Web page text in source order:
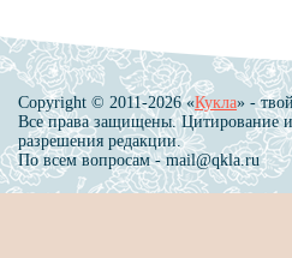
Copyright © 2011-2026 «Кукла» -
Все права защищены. Цитирование и
разрешения редакции.
По всем вопросам - mail@qkla.ru